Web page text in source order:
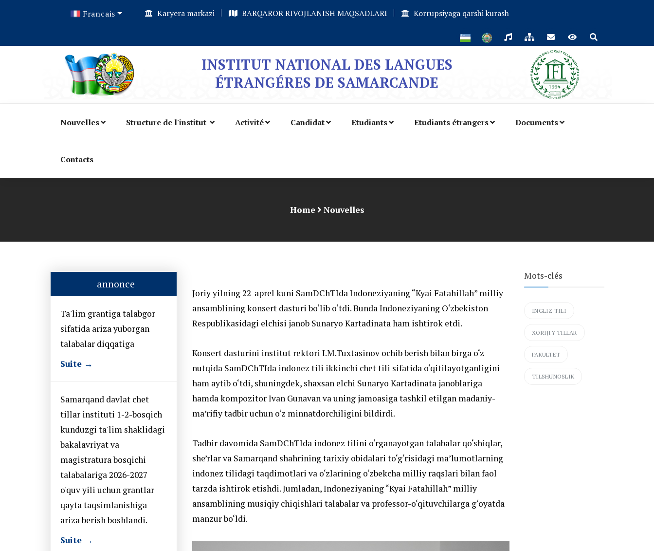
Francais Karyera markazi BARQAROR RIVOJLANISH MAQSADLARI Korrupsiyaga qarshi kurash
INSTITUT NATIONAL DES LANGUES
ÉTRANGÉRES DE SAMARCANDE
Nouvelles Structure de l'institut Activité Candidat Etudiants Etudiants étrangers Documents
Contacts
Home Nouvelles
Joriy yilning 22-aprel kuni SamDChTIda Indoneziyaning “Kyai Fatahillah” milliy
ansamblining konsert dasturi bo‘lib o‘tdi. Bunda Indoneziyaning O‘zbekiston
Respublikasidagi elchisi janob Sunaryo Kartadinata ham ishtirok etdi.
Konsert dasturini institut rektori I.M.Tuxtasinov ochib berish bilan birga o‘z
nutqida SamDChTIda indonez tili ikkinchi chet tili sifatida o‘qitilayotganligini
ham aytib o‘tdi, shuningdek, shaxsan elchi Sunaryo Kartadinata janoblariga
hamda kompozitor Ivan Gunavan va uning jamoasiga tashkil etilgan madaniy-
ma’rifiy tadbir uchun o‘z minnatdorchiligini bildirdi.
Tadbir davomida SamDChTIda indonez tilini o‘rganayotgan talabalar qo‘shiqlar,
she’rlar va Samarqand shahrining tarixiy obidalari to‘g‘risidagi ma’lumotlarning
indonez tilidagi taqdimotlari va o‘zlarining o‘zbekcha milliy raqslari bilan faol
tarzda ishtirok etishdi. Jumladan, Indoneziyaning “Kyai Fatahillah” milliy
ansamblining musiqiy chiqishlari talabalar va professor-o‘qituvchilarga g‘oyatda
manzur bo‘ldi.
annonce
Ta'lim grantiga talabgor
sifatida ariza yuborgan
talabalar diqqatiga
Suite →
Samarqand davlat chet
tillar instituti 1-2-bosqich
kunduzgi ta'lim shaklidagi
bakalavriyat va
magistratura bosqichi
talabalariga 2026-2027
o'quv yili uchun grantlar
qayta taqsimlanishiga
ariza berish boshlandi.
Suite →
Mots-clés
INGLIZ TILI
XORIJIY TILLAR
FAKULTET
TILSHUNOSLIK